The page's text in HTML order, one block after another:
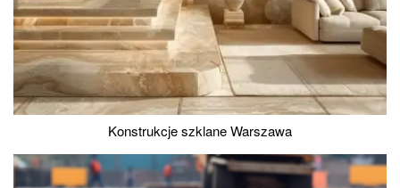
Konstrukcje szklane Warszawa